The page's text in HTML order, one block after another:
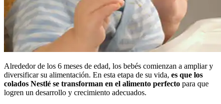
Alrededor de los 6 meses de edad, los bebés comienzan a ampliar y
diversificar su alimentación. En esta etapa de su vida, es que los
colados Nestlé se transforman en el alimento perfecto para que
logren un desarrollo y crecimiento adecuados.